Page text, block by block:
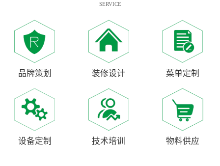
SERVICE
品牌策划 装修设计 菜单定制
设备定制 技术培训 物料供应